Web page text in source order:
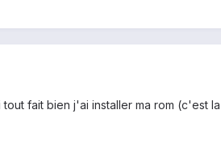
fait bien j'ai installer ma rom (c'est